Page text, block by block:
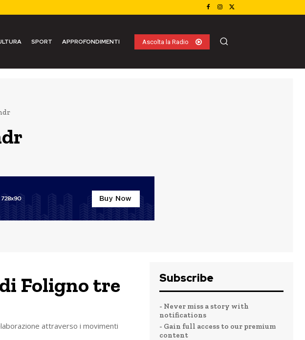
SPORT APPROFONDIMENTI Ascolta la Radio
di Foligno tre
attraverso i movimenti
Subscribe
- Never miss a story with
notifications
- Gain full access to our premium
content